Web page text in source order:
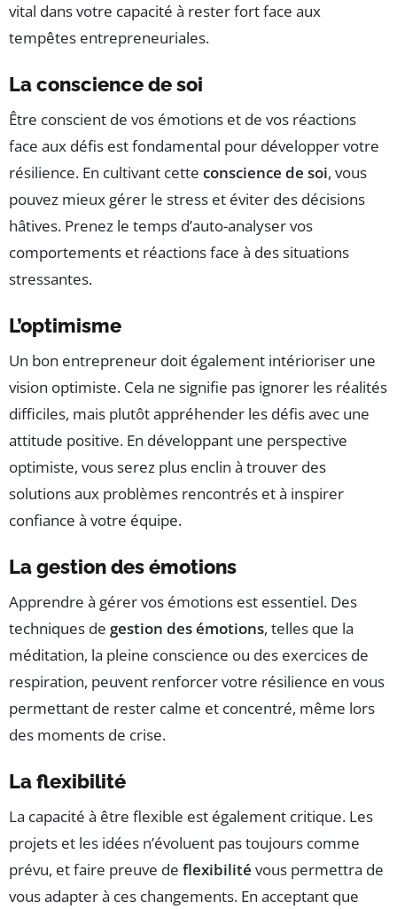
vital dans votre capacité à rester fort face aux
tempêtes entrepreneuriales.
La conscience de soi
Être conscient de vos émotions et de vos réactions
face aux défis est fondamental pour développer votre
résilience. En cultivant cette conscience de soi, vous
pouvez mieux gérer le stress et éviter des décisions
hâtives. Prenez le temps d’auto-analyser vos
comportements et réactions face à des situations
stressantes.
L’optimisme
Un bon entrepreneur doit également intérioriser une
vision optimiste. Cela ne signifie pas ignorer les réalités
difficiles, mais plutôt appréhender les défis avec une
attitude positive. En développant une perspective
optimiste, vous serez plus enclin à trouver des
solutions aux problèmes rencontrés et à inspirer
confiance à votre équipe.
La gestion des émotions
Apprendre à gérer vos émotions est essentiel. Des
techniques de gestion des émotions, telles que la
méditation, la pleine conscience ou des exercices de
respiration, peuvent renforcer votre résilience en vous
permettant de rester calme et concentré, même lors
des moments de crise.
La flexibilité
La capacité à être flexible est également critique. Les
projets et les idées n’évoluent pas toujours comme
prévu, et faire preuve de flexibilité vous permettra de
vous adapter à ces changements. En acceptant que